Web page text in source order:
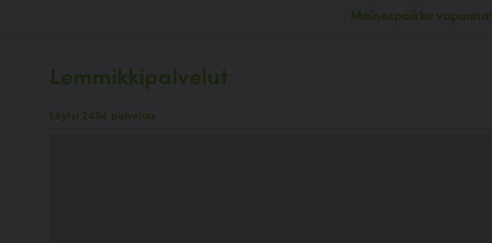
Mainospaikka vapaana!
Lemmikkipalvelut
Löytyi 2494 palvelua